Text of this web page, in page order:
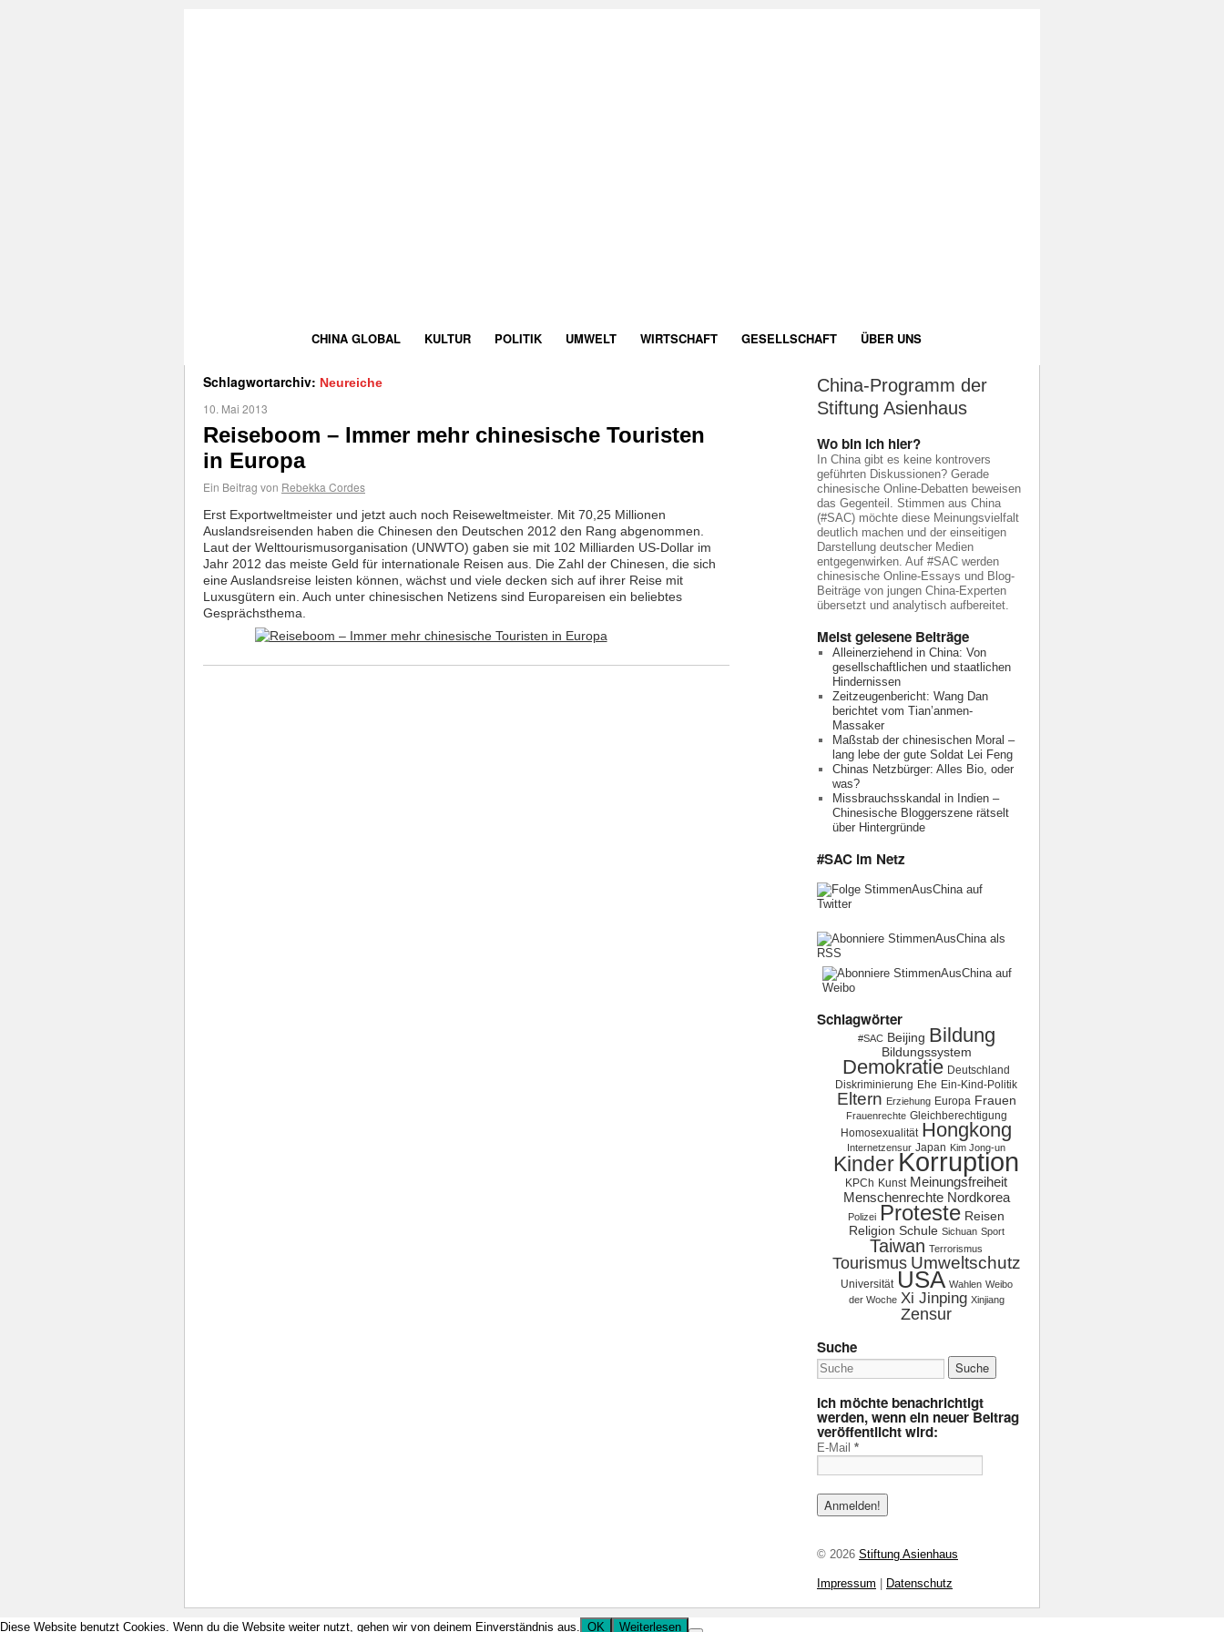
CHINA GLOBAL KULTUR POLITIK UMWELT WIRTSCHAFT GESELLSCHAFT ÜBER UNS
Schlagwortarchiv: Neureiche
10. Mai 2013
Reiseboom – Immer mehr chinesische Touristen
in Europa
Ein Beitrag von Rebekka Cordes
Erst Exportweltmeister und jetzt auch noch Reiseweltmeister. Mit 70,25 Millionen
Auslandsreisenden haben die Chinesen den Deutschen 2012 den Rang abgenommen.
Laut der Welttourismusorganisation (UNWTO) gaben sie mit 102 Milliarden US-Dollar im
Jahr 2012 das meiste Geld für internationale Reisen aus. Die Zahl der Chinesen, die sich
eine Auslandsreise leisten können, wächst und viele decken sich auf ihrer Reise mit
Luxusgütern ein. Auch unter chinesischen Netizens sind Europareisen ein beliebtes
Gesprächsthema.
China-Programm der
Stiftung Asienhaus
Wo bin ich hier?
In China gibt es keine kontrovers
geführten Diskussionen? Gerade
chinesische Online-Debatten beweisen
das Gegenteil. Stimmen aus China
(#SAC) möchte diese Meinungsvielfalt
deutlich machen und der einseitigen
Darstellung deutscher Medien
entgegenwirken. Auf #SAC werden
chinesische Online-Essays und Blog-
Beiträge von jungen China-Experten
übersetzt und analytisch aufbereitet.
Meist gelesene Beiträge
Alleinerziehend in China: Von
gesellschaftlichen und staatlichen
Hindernissen
Zeitzeugenbericht: Wang Dan
berichtet vom Tian’anmen-
Massaker
Maßstab der chinesischen Moral –
lang lebe der gute Soldat Lei Feng
Chinas Netzbürger: Alles Bio, oder
was?
Missbrauchsskandal in Indien –
Chinesische Bloggerszene rätselt
über Hintergründe
#SAC im Netz
Schlagwörter
#SAC Beijing Bildung
Bildungssystem
Demokratie Deutschland
Diskriminierung Ehe Ein-Kind-Politik
Eltern Erziehung Europa Frauen
Frauenrechte Gleichberechtigung
Homosexualität Hongkong
Internetzensur Japan Kim Jong-un
KinderKorruption
KPCh Kunst Meinungsfreiheit
Menschenrechte Nordkorea
Polizei Proteste Reisen
Religion Schule Sichuan Sport
Taiwan Terrorismus
Tourismus Umweltschutz
Universität USA Wahlen Weibo
der Woche Xi Jinping Xinjiang
Zensur
Suche
Ich möchte benachrichtigt
werden, wenn ein neuer Beitrag
veröffentlicht wird:
E-Mail *
© 2026 Stiftung Asienhaus
Impressum Datenschutz
Diese Website benutzt Cookies. Wenn du die Website weiter nutzt, gehen wir von deinem Einverständnis aus. OK Weiterlesen